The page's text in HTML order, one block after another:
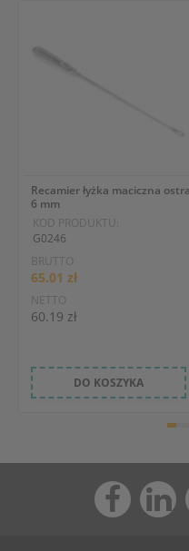
Recamier łyżka maciczna ostra
6 mm
KOD PRODUKTU:
G0246
BRUTTO
65.01 zł
NETTO
60.19 zł
DO KOSZYKA